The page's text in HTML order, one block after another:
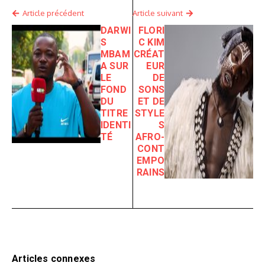
Article précédent
DARWI
S
MBAM
A SUR
LE
FOND
DU
TITRE
IDENTI
TÉ
Article suivant
FLORI
C KIM
CRÉAT
EUR
DE
SONS
ET DE
STYLE
S
AFRO-
CONT
EMPO
RAINS
Articles connexes